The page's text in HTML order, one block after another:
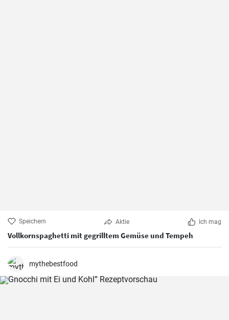
Speichern Aktie Ich mag
Vollkornspaghetti mit gegrilltem Gemüse und Tempeh
mythebestfood